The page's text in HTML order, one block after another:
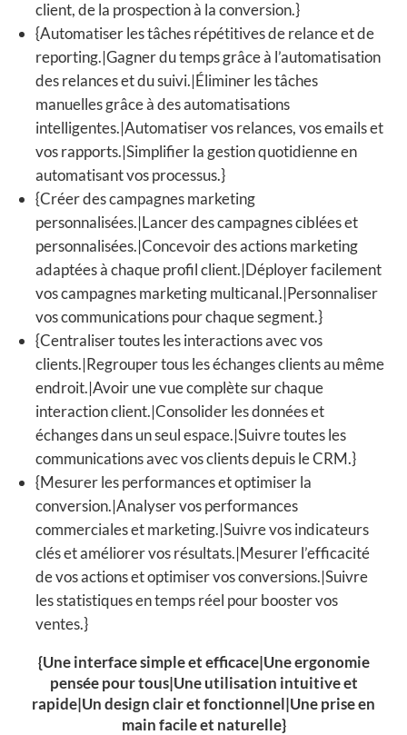
client, de la prospection à la conversion.}
{Automatiser les tâches répétitives de relance et de
reporting.|Gagner du temps grâce à l’automatisation
des relances et du suivi.|Éliminer les tâches
manuelles grâce à des automatisations
intelligentes.|Automatiser vos relances, vos emails et
vos rapports.|Simplifier la gestion quotidienne en
automatisant vos processus.}
{Créer des campagnes marketing
personnalisées.|Lancer des campagnes ciblées et
personnalisées.|Concevoir des actions marketing
adaptées à chaque profil client.|Déployer facilement
vos campagnes marketing multicanal.|Personnaliser
vos communications pour chaque segment.}
{Centraliser toutes les interactions avec vos
clients.|Regrouper tous les échanges clients au même
endroit.|Avoir une vue complète sur chaque
interaction client.|Consolider les données et
échanges dans un seul espace.|Suivre toutes les
communications avec vos clients depuis le CRM.}
{Mesurer les performances et optimiser la
conversion.|Analyser vos performances
commerciales et marketing.|Suivre vos indicateurs
clés et améliorer vos résultats.|Mesurer l’efficacité
de vos actions et optimiser vos conversions.|Suivre
les statistiques en temps réel pour booster vos
ventes.}
{Une interface simple et efficace|Une ergonomie
pensée pour tous|Une utilisation intuitive et
rapide|Un design clair et fonctionnel|Une prise en
main facile et naturelle}